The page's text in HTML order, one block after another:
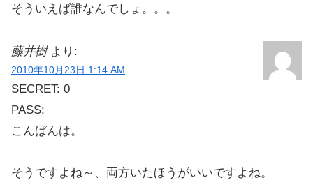
そういえば誰なんでしょ。。。
藤井樹 より:
2010年10月23日 1:14 AM
SECRET: 0
PASS:
こんばんは。
そうですよね～、両方いたほうがいいですよね。